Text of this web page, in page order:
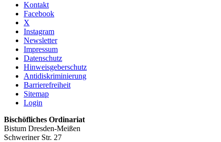
Kontakt
Facebook
X
Instagram
Newsletter
Impressum
Datenschutz
Hinweisgeberschutz
Antidiskriminierung
Barrierefreiheit
Sitemap
Login
Bischöfliches Ordinariat
Bistum Dresden-Meißen
Schweriner Str. 27